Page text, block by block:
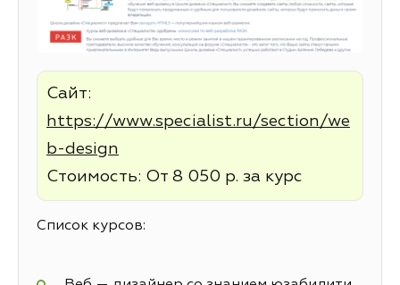
Сайт:
https://www.specialist.ru/section/we
b-design
Стоимость: От 8 050 р. за курс
Список курсов: